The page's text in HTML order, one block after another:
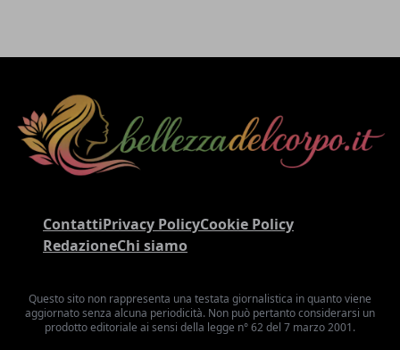
ContattiPrivacy PolicyCookie Policy
RedazioneChi siamo
Questo sito non rappresenta una testata giornalistica in quanto viene
aggiornato senza alcuna periodicità. Non può pertanto considerarsi un
prodotto editoriale ai sensi della legge n° 62 del 7 marzo 2001.